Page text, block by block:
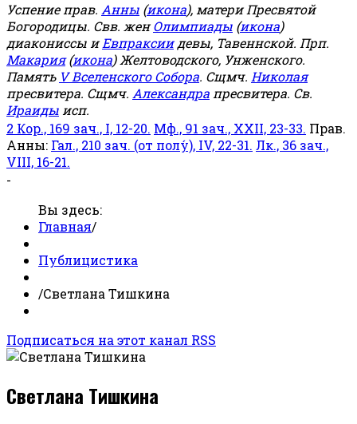
Успение прав. Анны (икона), матери Пресвятой
Богородицы. Свв. женОлимпиады (икона)
диакониссы иЕвпраксиидевы, Тавеннской. Прп.
Макария(икона) Желтоводского, Унженского.
Память V Вселенского Собора. Сщмч. Николая
пресвитера. Сщмч. Александра пресвитера. Св.
Ираиды исп.
2 Кор., 169 зач., I, 12-20. Мф., 91 зач., XXII, 23-33. Прав.
Анны: Гал., 210 зач. (от полу́), IV, 22-31. Лк., 36 зач.,
VIII, 16-21.
-
Вы здесь:
Главная/
Публицистика
/Светлана Тишкина
Подписаться на этот канал RSS
Светлана Тишкина